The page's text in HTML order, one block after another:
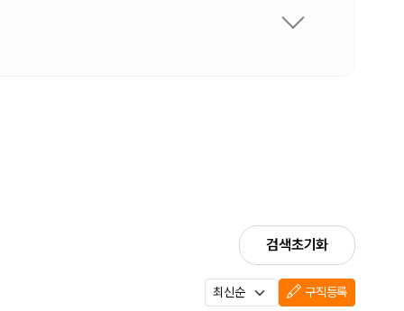
검색초기화
구직등록